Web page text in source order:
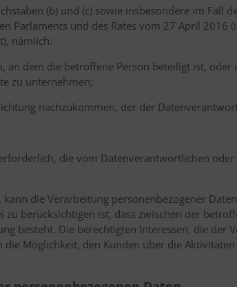
(b) und (c) sowie insbesondere im Fall
Parlaments und des Rates vom 27 April 2016
nämlich:
dem die betroffene Person beteiligt ist, oder
zu unternehmen;
nachzukommen, der der
die vom Datenverantwortlichen
die Verarbeitung personenbezogener
berücksichtigen ist, dass zwischen der
besteht. Die berechtigten Interessen, die der
Möglichkeit, den Kunden über die Aktivitäten